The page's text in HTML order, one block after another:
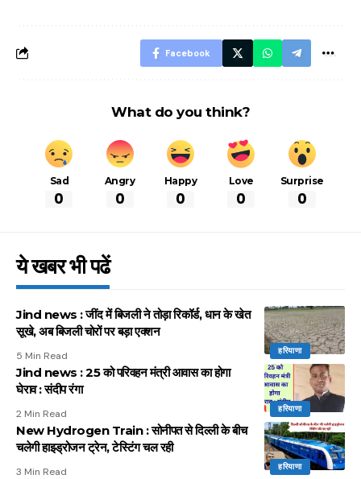
Facebook
What do you think?
Sad
0
Angry
0
Happy
0
Love
0
Surprise
0
ये खबर भी पढें
हरियाणा
Jind news : जींद में बिजली ने तोड़ा रिकॉर्ड, धान के खेत
सूखे, अब बिजली चोरों पर बड़ा एक्शन
5 Min Read
हरियाणा
Jind news : 25 को परिवहन मंत्री आवास का होगा
घेराव : संदीप रंगा
2 Min Read
हरियाणा
New Hydrogen Train : सोनीपत से दिल्ली के बीच
चलेगी हाइड्रोजन ट्रेन, टेस्टिंग चल रही
3 Min Read